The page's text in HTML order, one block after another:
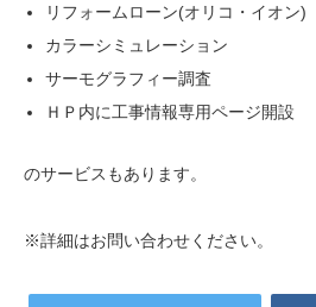
リフォームローン(オリコ・イオン)
カラーシミュレーション
サーモグラフィー調査
ＨＰ内に工事情報専用ページ開設
のサービスもあります。
※詳細はお問い合わせください。